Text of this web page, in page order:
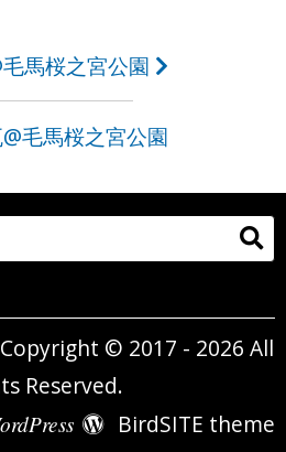
馬桜之宮公園
毛馬桜之宮公園
Copyright © 2017 - 2026 All
Reserved.
BirdSITE theme